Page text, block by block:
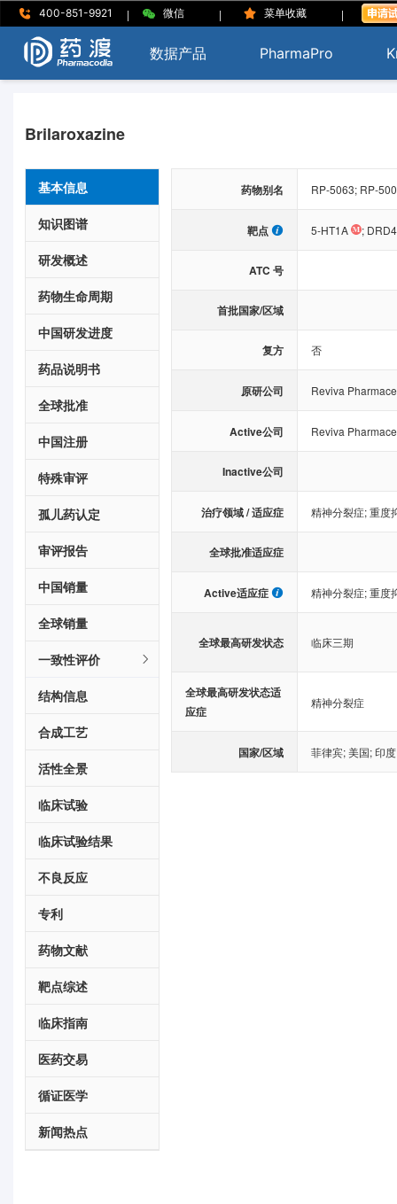
400-851-9921 | 微信 | 菜单收藏 |
数据产品 PharmaPro
Brilaroxazine
基本信息
知识图谱
研发概述
药物生命周期
中国研发进度
药品说明书
全球批准
中国注册
特殊审评
孤儿药认定
审评报告
中国销量
全球销量
一致性评价
结构信息
合成工艺
活性全景
临床试验
临床试验结果
不良反应
专利
药物文献
靶点综述
临床指南
医药交易
循证医学
新闻热点
药物别名 RP-5063; RP-
靶点 5-HT1A ; DRD4
ATC 号
首批国家/区域
复方 否
原研公司 Reviva
Active公司 Reviva
Inactive公司
治疗领域 / 适应症 精神分裂症;重度
全球批准适应症
Active适应症 精神分裂症;重度
全球最高研发状态 临床三期
全球最高研发状态适
应症
精神分裂症
国家/区域 菲律宾;美国;印度